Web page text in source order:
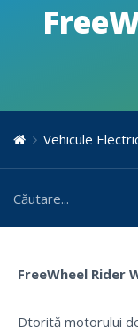
Vehicule
FreeWheel Rider
Dtorită motorului